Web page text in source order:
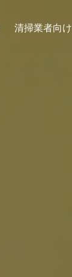
清掃業者向け